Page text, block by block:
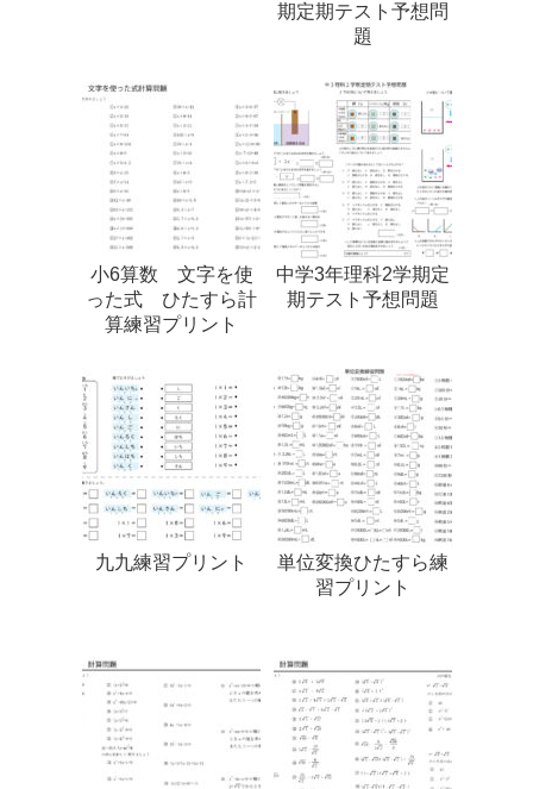
期定期テスト予想問
題
小6算数 文字を使
った式 ひたすら計
算練習プリント
中学3年理科2学期定
期テスト予想問題
九九練習プリント
単位変換ひたすら練
習プリント